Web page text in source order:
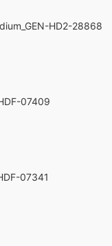
HD2-28868
07409
07341